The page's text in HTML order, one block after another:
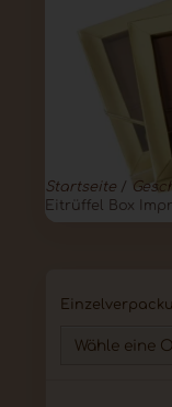
Startseite/
Eitrüffel Box